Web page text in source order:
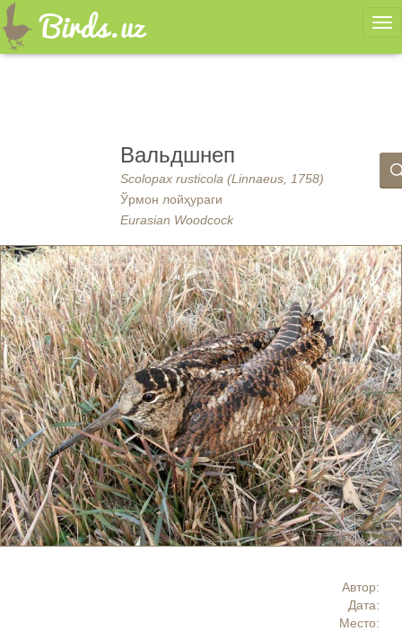
Вальдшнеп
Scolopax rusticola (Linnaeus, 1758)
Ўрмон лойҳураги
Eurasian Woodcock
Автор:
Дата:
Место: